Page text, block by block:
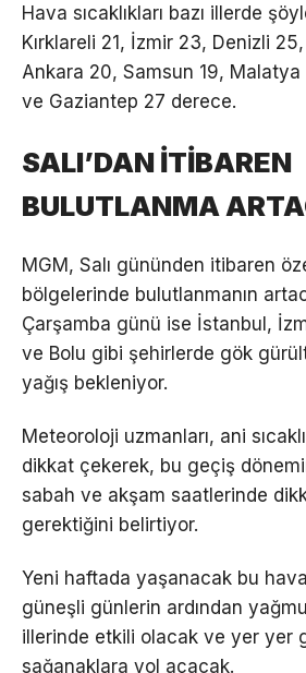
Hava sıcaklıkları bazı illerde
Kırklareli 21, İzmir 23, Denizli
Ankara 20, Samsun 19, Malatya
ve Gaziantep 27 derece.
SALI’DAN İTİBAREN
BULUTLANMA
MGM, Salı gününden itibaren
bölgelerinde bulutlanmanın
Çarşamba günü ise İstanbul,
ve Bolu gibi şehirlerde gök
yağış bekleniyor.
Meteoroloji uzmanları, ani
dikkat çekerek, bu geçiş
sabah ve akşam saatlerinde
gerektiğini belirtiyor.
Yeni haftada yaşanacak bu
güneşli günlerin ardından
illerinde etkili olacak ve yer yer
sağanaklara yol açacak.